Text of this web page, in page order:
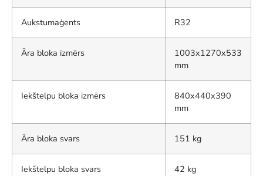
Aukstumaģents R32
Āra bloka izmērs
1003x1270x533
mm
Iekštelpu bloka izmērs
840x440x390
mm
Āra bloka svars 151 kg
Iekštelpu bloka svars 42 kg